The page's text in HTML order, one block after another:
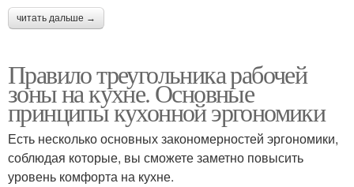
читать дальше →
Правило треугольника рабочей
зоны на кухне. Основные
принципы кухонной эргономики
Есть несколько основных закономерностей эргономики,
соблюдая которые, вы сможете заметно повысить
уровень комфорта на кухне.